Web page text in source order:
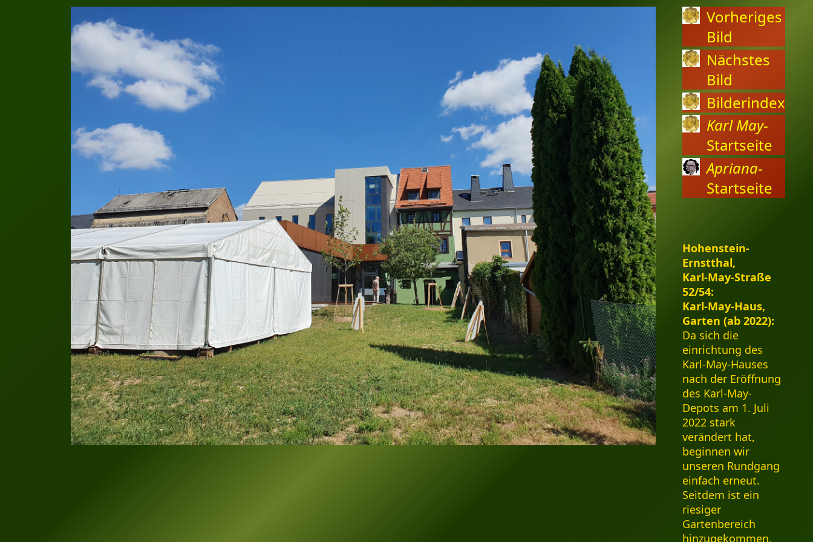
Vorheriges
Bild
Nächstes
Bild
Bilderindex
Karl May-
Startseite
Apriana-
Startseite
Hohenstein-
Ernstthal,
Karl-May-Straße
52/54:
Karl-May-Haus,
Garten (ab 2022):
Da sich die
einrichtung des
Karl-May-Hauses
nach der Eröffnung
des Karl-May-
Depots am 1. Juli
2022 stark
verändert hat,
beginnen wir
unseren Rundgang
einfach erneut.
Seitdem ist ein
riesiger
Gartenbereich
hinzugekommen,